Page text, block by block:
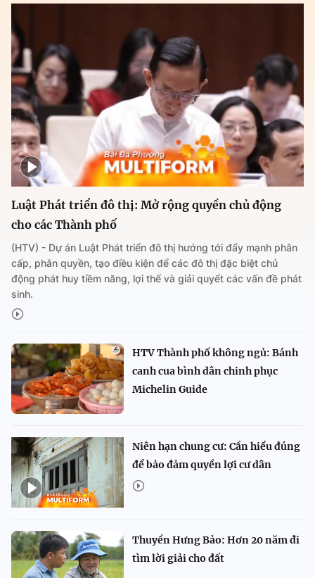
Luật Phát triển đô thị: Mở rộng quyền chủ động
cho các Thành phố
(HTV) - Dự án Luật Phát triển đô thị hướng tới đẩy mạnh phân
cấp, phân quyền, tạo điều kiện để các đô thị đặc biệt chủ
động phát huy tiềm năng, lợi thế và giải quyết các vấn đề phát
sinh.
HTV Thành phố không ngủ: Bánh
canh cua bình dân chinh phục
Michelin Guide
Niên hạn chung cư: Cần hiểu đúng
để bảo đảm quyền lợi cư dân
Thuyền Hưng Bảo: Hơn 20 năm đi
tìm lời giải cho đất